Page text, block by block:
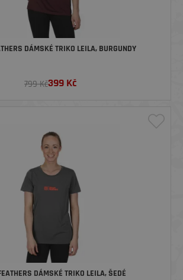
DÁMSKÉ TRIKO LEILA, BURGUNDY
799 Kč399 Kč
DÁMSKÉ TRIKO LEILA, ŠEDÉ